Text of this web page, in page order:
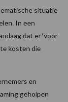
situatie
In een
dat er ‘voor
kosten die
en
geholpen